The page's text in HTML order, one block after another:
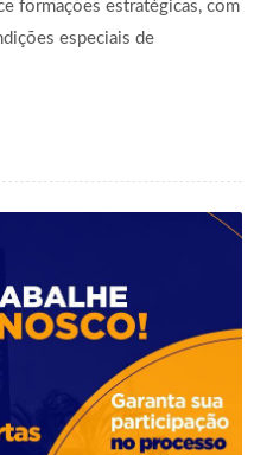
formações estratégicas, com
especiais de